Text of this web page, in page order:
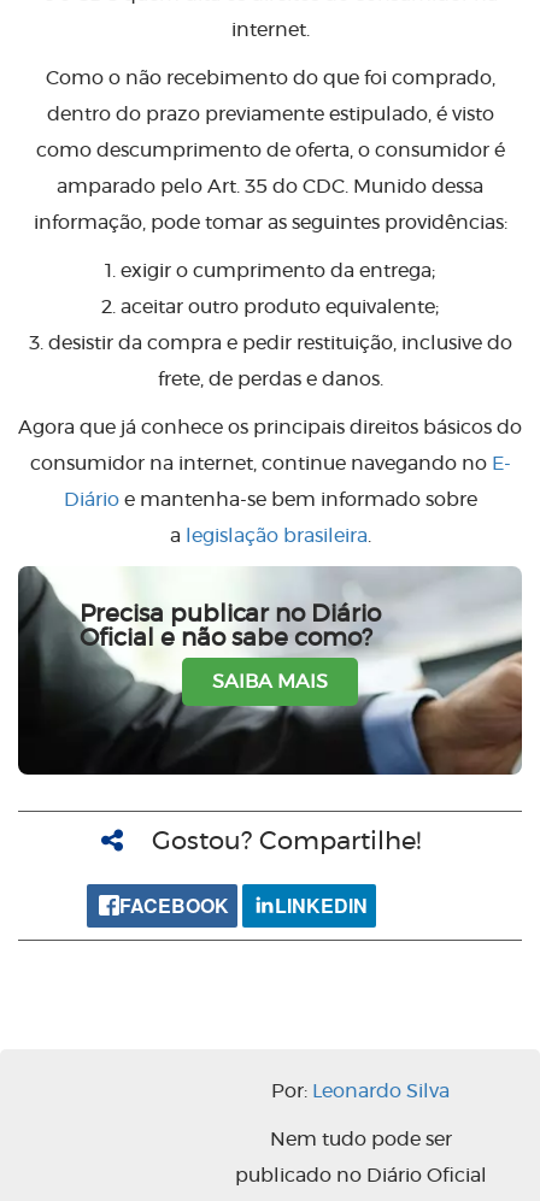
internet.
Como o não recebimento do que foi comprado,
dentro do prazo previamente estipulado, é visto
como descumprimento de oferta, o consumidor é
amparado pelo Art. 35 do CDC. Munido dessa
informação, pode tomar as seguintes providências:
1. exigir o cumprimento da entrega;
2. aceitar outro produto equivalente;
3. desistir da compra e pedir restituição, inclusive do
frete, de perdas e danos.
Agora que já conhece os principais direitos básicos do
consumidor na internet, continue navegando no E-
Diárioe mantenha-se bem informado sobre
a
legislação brasileira.
Precisa publicar no Diário
Oficial e não sabe como?
SAIBA MAIS
Gostou? Compartilhe!
FACEBOOK LINKEDIN
Por: Leonardo Silva
Nem tudo pode ser
publicado no Diário Oficial